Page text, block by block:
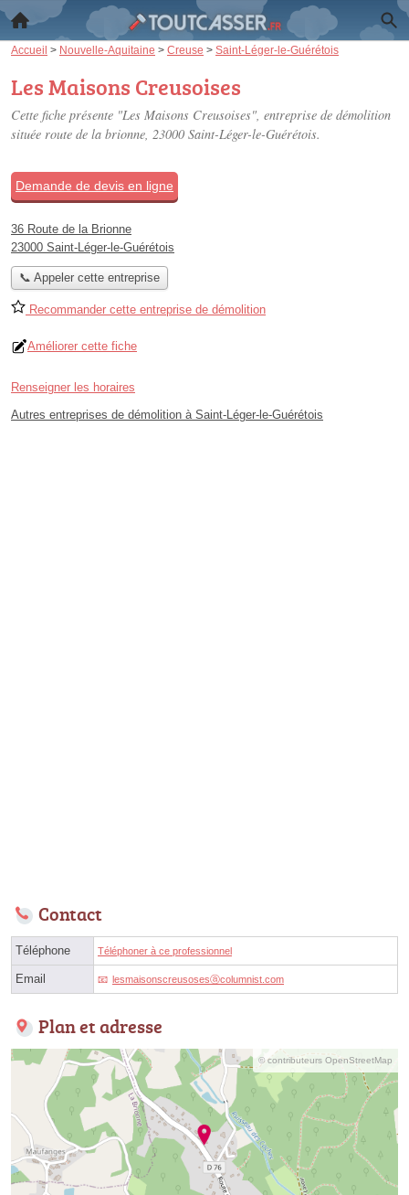
Accueil > Nouvelle-Aquitaine > Creuse > Saint-Léger-le-Guérétois
Les Maisons Creusoises
Cette fiche présente "Les Maisons Creusoises", entreprise de démolition
située route de la brionne, 23000 Saint-Léger-le-Guérétois.
Demande de devis en ligne
36 Route de la Brionne
23000 Saint-Léger-le-Guérétois
📞 Appeler cette entreprise
Recommander cette entreprise de démolition
Améliorer cette fiche
Renseigner les horaires
Autres entreprises de démolition à Saint-Léger-le-Guérétois
Contact
Téléphone Téléphoner à ce professionnel
Email lesmaisonscreusosesⓐcolumnist.com
Plan et adresse
© contributeurs OpenStreetMap